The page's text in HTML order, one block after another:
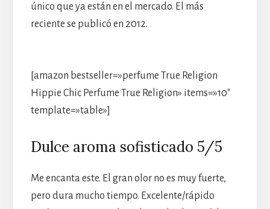
único que ya están en el mercado. El más
reciente se publicó en 2012.
[amazon bestseller=»perfume True Religion
Hippie Chic Perfume True Religion» items=»10″
template=»table»]
Dulce aroma sofisticado 5/5
Me encanta este. El gran olor no es muy fuerte,
pero dura mucho tiempo. Excelente/rápido